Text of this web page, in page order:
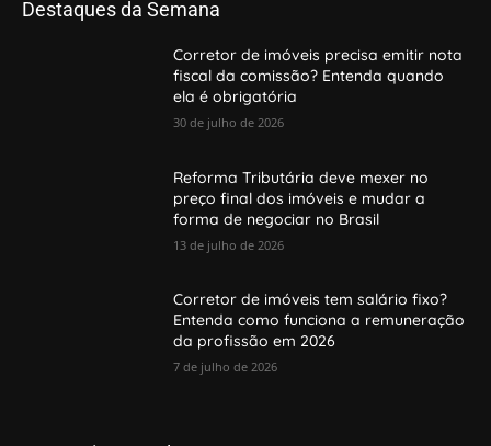
Destaques da Semana
Corretor de imóveis precisa emitir nota
fiscal da comissão? Entenda quando
ela é obrigatória
30 de julho de 2026
Reforma Tributária deve mexer no
preço final dos imóveis e mudar a
forma de negociar no Brasil
13 de julho de 2026
Corretor de imóveis tem salário fixo?
Entenda como funciona a remuneração
da profissão em 2026
7 de julho de 2026